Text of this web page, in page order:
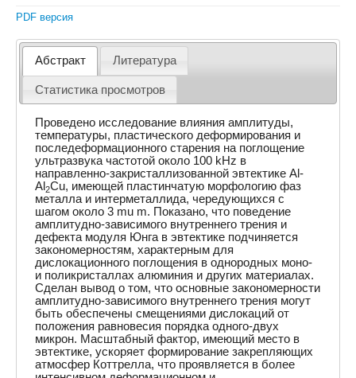
PDF версия
Абстракт Литература
Статистика просмотров
Проведено исследование влияния амплитуды,
температуры, пластического деформирования и
последеформационного старения на поглощение
ультразвука частотой около 100 kHz в
направленно-закристаллизованной эвтектике Al-
Al2Cu, имеющей пластинчатую морфологию фаз
металла и интерметаллида, чередующихся с
шагом около 3 mu m. Показано, что поведение
амплитудно-зависимого внутреннего трения и
дефекта модуля Юнга в эвтектике подчиняется
закономерностям, характерным для
дислокационного поглощения в однородных моно-
и поликристаллах алюминия и других материалах.
Сделан вывод о том, что основные закономерности
амплитудно-зависимого внутреннего трения могут
быть обеспечены смещениями дислокаций от
положения равновесия порядка одного-двух
микрон. Масштабный фактор, имеющий место в
эвтектике, ускоряет формирование закрепляющих
атмосфер Коттрелла, что проявляется в более